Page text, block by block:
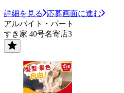
詳細を見る
応募画面に進む
アルバイト・パート
すき家 40号名寄店3